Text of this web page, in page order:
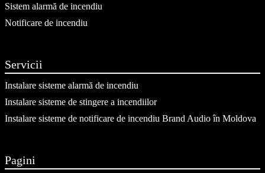
Sistem alarmă de incendiu
Notificare de incendiu
Servicii
Instalare sisteme alarmă de incendiu
Instalare sisteme de stingere a incendiilor
Instalare sisteme de notificare de incendiu Brand Audio în Moldova
Pagini